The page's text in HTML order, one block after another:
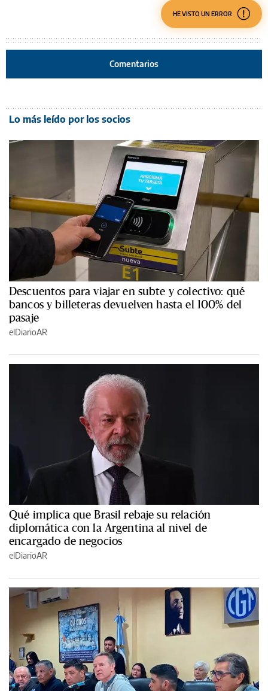
HE VISTO UN ERROR
Comentarios
Lo más leído por los socios
Descuentos para viajar en subte y colectivo: qué
bancos y billeteras devuelven hasta el 100% del
pasaje
elDiarioAR
Qué implica que Brasil rebaje su relación
diplomática con la Argentina al nivel de
encargado de negocios
elDiarioAR